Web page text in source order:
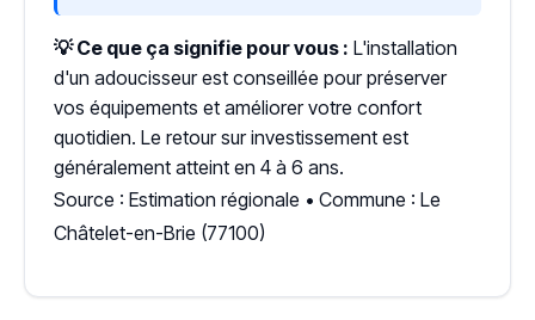
💡 Ce que ça signifie pour vous : L'installation
d'un adoucisseur est conseillée pour préserver
vos équipements et améliorer votre confort
quotidien. Le retour sur investissement est
généralement atteint en 4 à 6 ans.
Source : Estimation régionale • Commune : Le
Châtelet-en-Brie (77100)